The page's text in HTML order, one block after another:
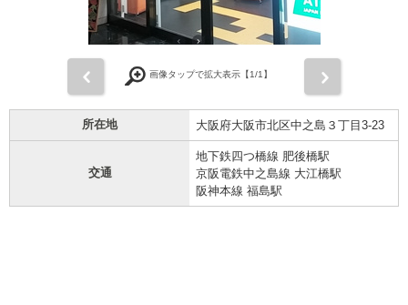
画像タップで拡大表示【1/1】
所在地 大阪府大阪市北区中之島３丁目3-23
交通
地下鉄四つ橋線 肥後橋駅
京阪電鉄中之島線 大江橋駅
阪神本線 福島駅